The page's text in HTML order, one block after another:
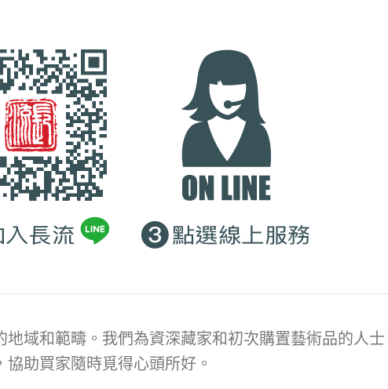
域和範疇。我們為資深藏家和初次購置藝術品的人士
助買家隨時覓得心頭所好。